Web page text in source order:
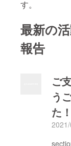
す。
最新の
報告
ご
う
た